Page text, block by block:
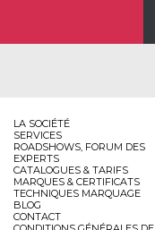
LA SOCIÉTÉ
SERVICES
ROADSHOWS, FORUM DES
EXPERTS
CATALOGUES & TARIFS
MARQUES & CERTIFICATS
TECHNIQUES MARQUAGE
BLOG
CONTACT